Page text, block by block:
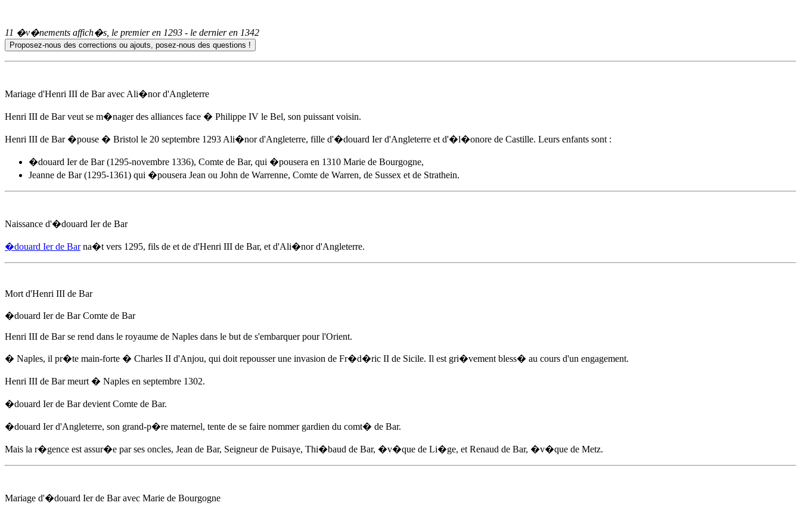
11 �v�nements affich�s, le premier en 1293 - le dernier en 1342
Mariage d'Henri III de Bar avec Ali�nor d'Angleterre
Henri III de Bar veut se m�nager des alliances face � Philippe IV le Bel, son puissant voisin.
Henri III de Bar �pouse � Bristol le 20 septembre 1293 Ali�nor d'Angleterre, fille d'�douard Ier d'Angleterre et d'�l�onore de Castille. Leurs enfants sont :
�douard Ier de Bar(1295-novembre 1336), Comte de Bar, qui �pousera en 1310 Marie de Bourgogne,
Jeanne de Bar (1295-1361) qui �pousera Jean ou John de Warrenne, Comte de Warren, de Sussex et de Strathein.
Naissance d'�douard Ier de Bar
�douard Ier de Barna�t vers 1295, fils de et de d'Henri III de Bar, et d'Ali�nor d'Angleterre.
Mort d'Henri III de Bar
�douard Ier de BarComte de Bar
Henri III de Bar se rend dans le royaume de Naples dans le but de s'embarquer pour l'Orient.
� Naples, il pr�te main-forte � Charles II d'Anjou, qui doit repousser une invasion de Fr�d�ric II de Sicile. Il est gri�vement bless� au cours d'un engagement.
Henri III de Bar meurt � Naples en septembre 1302.
�douard Ier de Bardevient Comte de Bar.
�douard Ier d'Angleterre, son grand-p�re maternel, tente de se faire nommer gardien du comt� de Bar.
Mais la r�gence est assur�e par ses oncles, Jean de Bar, Seigneur de Puisaye, Thi�baud de Bar, �v�que de Li�ge, et Renaud de Bar, �v�que de Metz.
Mariage d'�douard Ier de Baravec Marie de Bourgogne